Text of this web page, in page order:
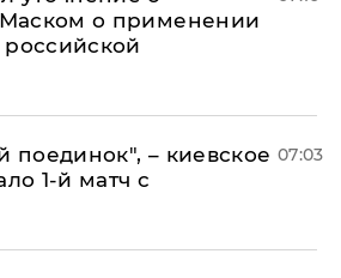
Маском о применении
поединок", – киевское
1-й матч с
07:03